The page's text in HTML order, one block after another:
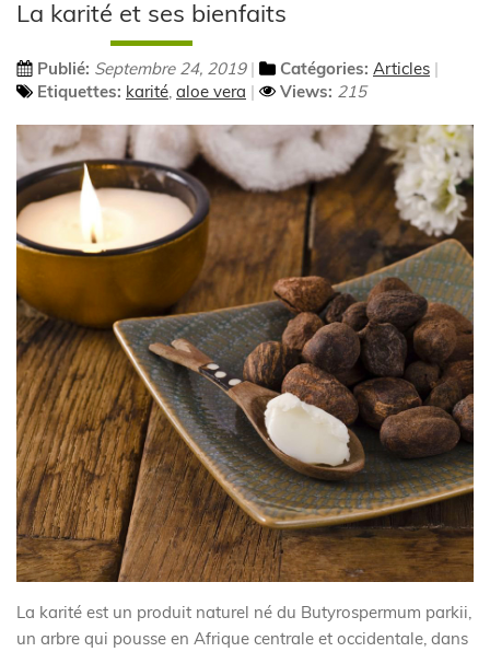
La karité et ses bienfaits
Publié: Septembre 24, 2019 Catégories: Articles
Etiquettes: karité aloe vera Views: 215
La karité est un produit naturel né du Butyrospermum parkii,
un arbre qui pousse en Afrique centrale et occidentale, dans